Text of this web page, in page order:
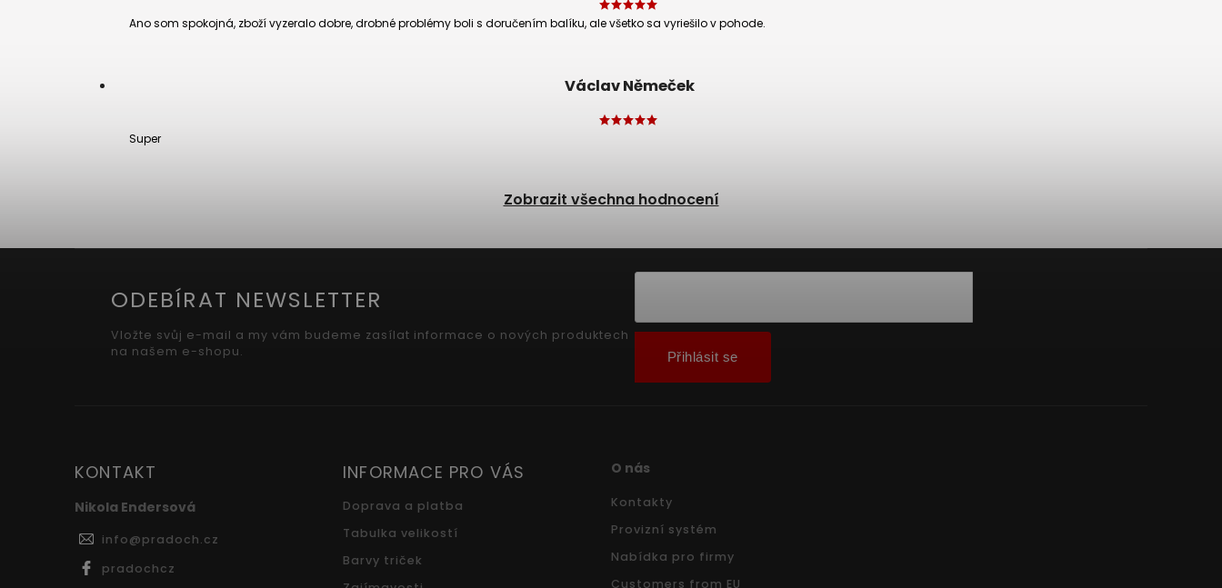
Ano som spokojná, zboží vyzeralo dobre, drobné problémy boli s doručením balíku, ale všetko sa vyriešilo v pohode.
Václav Němeček
Super
Zobrazit všechna hodnocení
ODEBÍRAT NEWSLETTER
Vložte svůj e-mail a my vám budeme zasílat informace o nových produktech
na našem e-shopu.
Přihlásit se
KONTAKT
Nikola Endersová
info@pradoch.cz
pradochcz
INFORMACE PRO VÁS
Doprava a platba
Tabulka velikostí
Barvy triček
O nás
Kontakty
Provizní systém
Nabídka pro firmy
Customers from EU